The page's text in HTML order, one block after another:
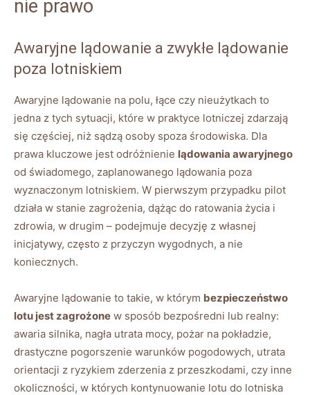
nie prawo
Awaryjne lądowanie a zwykłe lądowanie
poza lotniskiem
Awaryjne lądowanie na polu, łące czy nieużytkach to
jedna z tych sytuacji, które w praktyce lotniczej zdarzają
się częściej, niż sądzą osoby spoza środowiska. Dla
prawa kluczowe jest odróżnienie lądowania awaryjnego
od świadomego, zaplanowanego lądowania poza
wyznaczonym lotniskiem. W pierwszym przypadku pilot
działa w stanie zagrożenia, dążąc do ratowania życia i
zdrowia, w drugim – podejmuje decyzję z własnej
inicjatywy, często z przyczyn wygodnych, a nie
koniecznych.
Awaryjne lądowanie to takie, w którym bezpieczeństwo
lotu jest zagrożone w sposób bezpośredni lub realny:
awaria silnika, nagła utrata mocy, pożar na pokładzie,
drastyczne pogorszenie warunków pogodowych, utrata
orientacji z ryzykiem zderzenia z przeszkodami, czy inne
okoliczności, w których kontynuowanie lotu do lotniska